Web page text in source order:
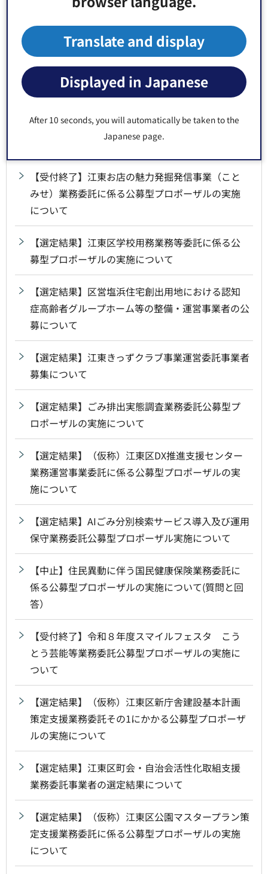
Translate and display
Displayed in Japanese
After 10 seconds, you will automatically be taken to the
Japanese page.
業務委託に係る公開型プロポーザルの選定結果に
ついて
【選定結果】江東区不燃化特区推進事業における
現地相談ステーション運営管理・戸別訪問等に係
る公募型プロポーザルの実施について
【選定結果】学校司書業務委託に係るプロポーザ
ルの実施について
【受付終了】江東お店の魅力発掘発信事業（こと
みせ）業務委託に係る公募型プロポーザルの実施
について
【選定結果】江東区学校用務業務等委託に係る公
募型プロポーザルの実施について
【選定結果】区営塩浜住宅創出用地における認知
症高齢者グループホーム等の整備・運営事業者の公
募について
【選定結果】江東きっずクラブ事業運営委託事業者
募集について
【選定結果】ごみ排出実態調査業務委託公募型プ
ロポーザルの実施について
【選定結果】（仮称）江東区DX推進支援センター
業務運営事業委託に係る公募型プロポーザルの実
施について
【選定結果】AIごみ分別検索サービス導入及び運用
保守業務委託公募型プロポーザル実施について
【中止】住民異動に伴う国民健康保険業務委託に
係る公募型プロポーザルの実施について(質問と回
答）
【受付終了】令和８年度スマイルフェスタ こう
とう芸能等業務委託公募型プロポーザルの実施に
ついて
【選定結果】（仮称）江東区新庁舎建設基本計画
策定支援業務委託その1にかかる公募型プロポーザ
ルの実施について
【選定結果】江東区町会・自治会活性化取組支援
業務委託事業者の選定結果について
【選定結果】（仮称）江東区公園マスタープラン策
定支援業務委託に係る公募型プロポーザルの実施
について